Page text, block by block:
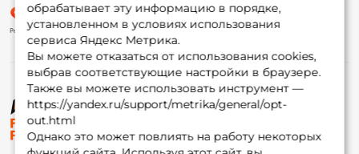
обрабатывает эту информацию в порядке,
установленном в условиях использования
сервиса Яндекс Метрика.
Вы можете отказаться от использования cookies,
выбрав соответствующие настройки в браузере.
Также вы можете использовать инструмент —
https://yandex.ru/support/metrika/general/opt-
out.html
Однако это может повлиять на работу некоторых
© ФоксФишинг, 2009-2026